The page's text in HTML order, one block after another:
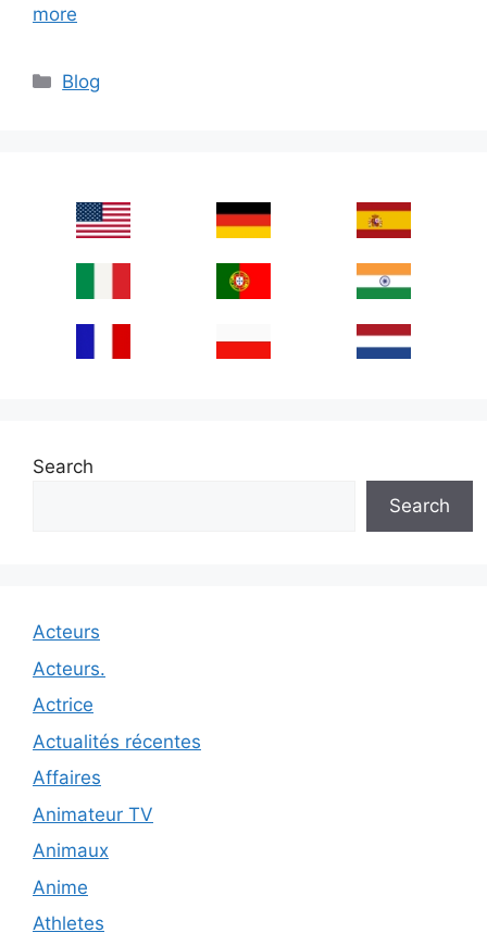
more
Categories
Blog
Search
Search
Acteurs
Acteurs.
Actrice
Actualités récentes
Affaires
Animateur TV
Animaux
Anime
Athletes